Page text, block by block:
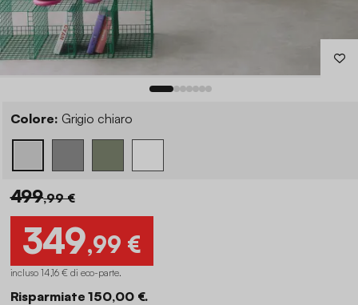
Colore: Grigio chiaro
499,99 €
349,99 €
incluso 14,16 € di eco-parte.
Risparmiate 150,00 €.